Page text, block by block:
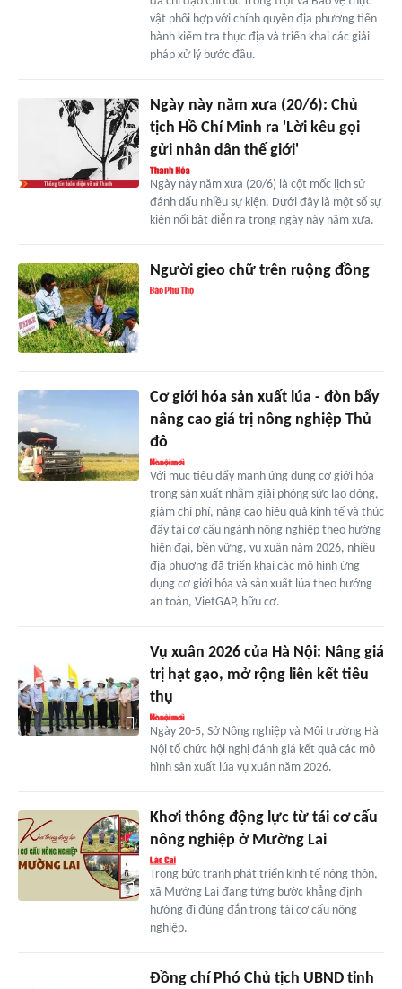
vật phối hợp với chính quyền địa phương tiến
hành kiểm tra thực địa và triển khai các giải
pháp xử lý bước đầu.
Ngày này năm xưa (20/6): Chủ
tịch Hồ Chí Minh ra 'Lời kêu gọi
gửi nhân dân thế giới'
Ngày này năm xưa (20/6) là cột mốc lịch sử
đánh dấu nhiều sự kiện. Dưới đây là một số sự
kiện nổi bật diễn ra trong ngày này năm xưa.
Người gieo chữ trên ruộng đồng
Cơ giới hóa sản xuất lúa - đòn bẩy
nâng cao giá trị nông nghiệp Thủ
đô
Với mục tiêu đẩy mạnh ứng dụng cơ giới hóa
trong sản xuất nhằm giải phóng sức lao động,
giảm chi phí, nâng cao hiệu quả kinh tế và thúc
đẩy tái cơ cấu ngành nông nghiệp theo hướng
hiện đại, bền vững, vụ xuân năm 2026, nhiều
địa phương đã triển khai các mô hình ứng
dụng cơ giới hóa và sản xuất lúa theo hướng
an toàn, VietGAP, hữu cơ.
Vụ xuân 2026 của Hà Nội: Nâng giá
trị hạt gạo, mở rộng liên kết tiêu
thụ
Ngày 20-5, Sở Nông nghiệp và Môi trường Hà
Nội tổ chức hội nghị đánh giá kết quả các mô
hình sản xuất lúa vụ xuân năm 2026.
Khơi thông động lực từ tái cơ cấu
nông nghiệp ở Mường Lai
Trong bức tranh phát triển kinh tế nông thôn,
xã Mường Lai đang từng bước khẳng định
hướng đi đúng đắn trong tái cơ cấu nông
nghiệp.
Đồng chí Phó Chủ tịch UBND tỉnh